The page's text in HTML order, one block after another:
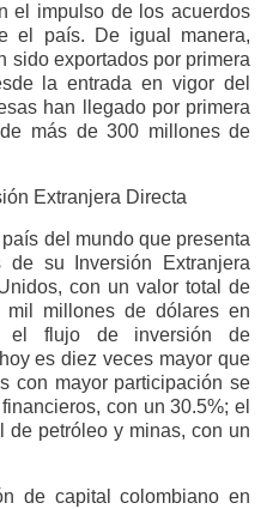
el impulso de los acuerdos
el país. De igual manera,
sido exportados por primera
la entrada en vigor del
han llegado por primera
más de 300 millones de
Extranjera Directa
del mundo que presenta
de su Inversión Extranjera
con un valor total de
millones de dólares en
el flujo de inversión de
es diez veces mayor que
con mayor participación se
con un 30.5%; el
de petróleo y minas, con un
de capital colombiano en